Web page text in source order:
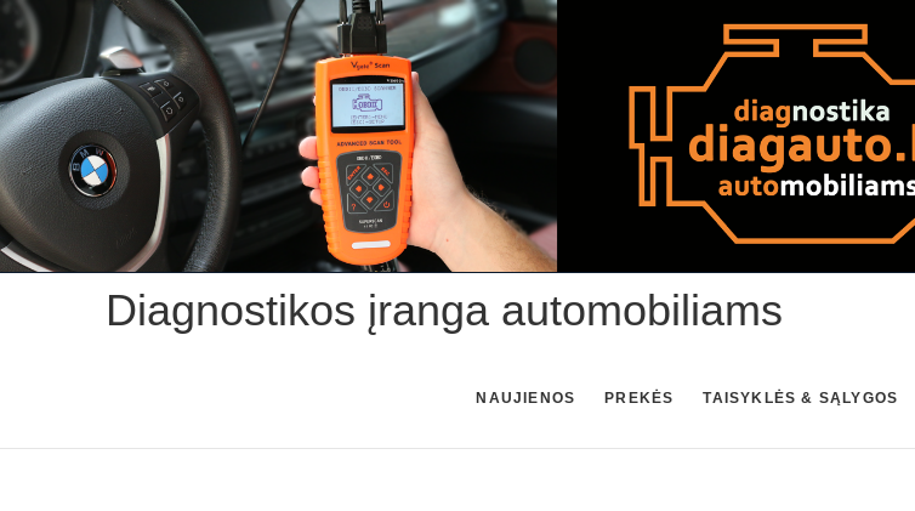
Skip
content
Diagnostikos įranga automobiliams
NAUJIENOS PREKĖS TAISYKLĖS & SĄLYGOS